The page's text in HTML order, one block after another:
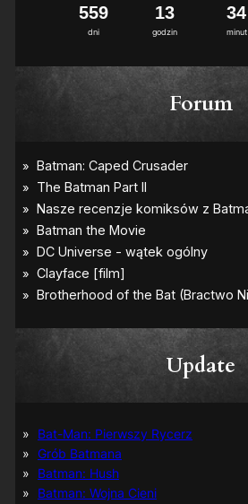
dni
559
godzin
13
minut
34
Forum
Update
Bat-Man: Pierwszy Rycerz
Grób Batmana
Batman: Hush
Batman: Wojna Cieni